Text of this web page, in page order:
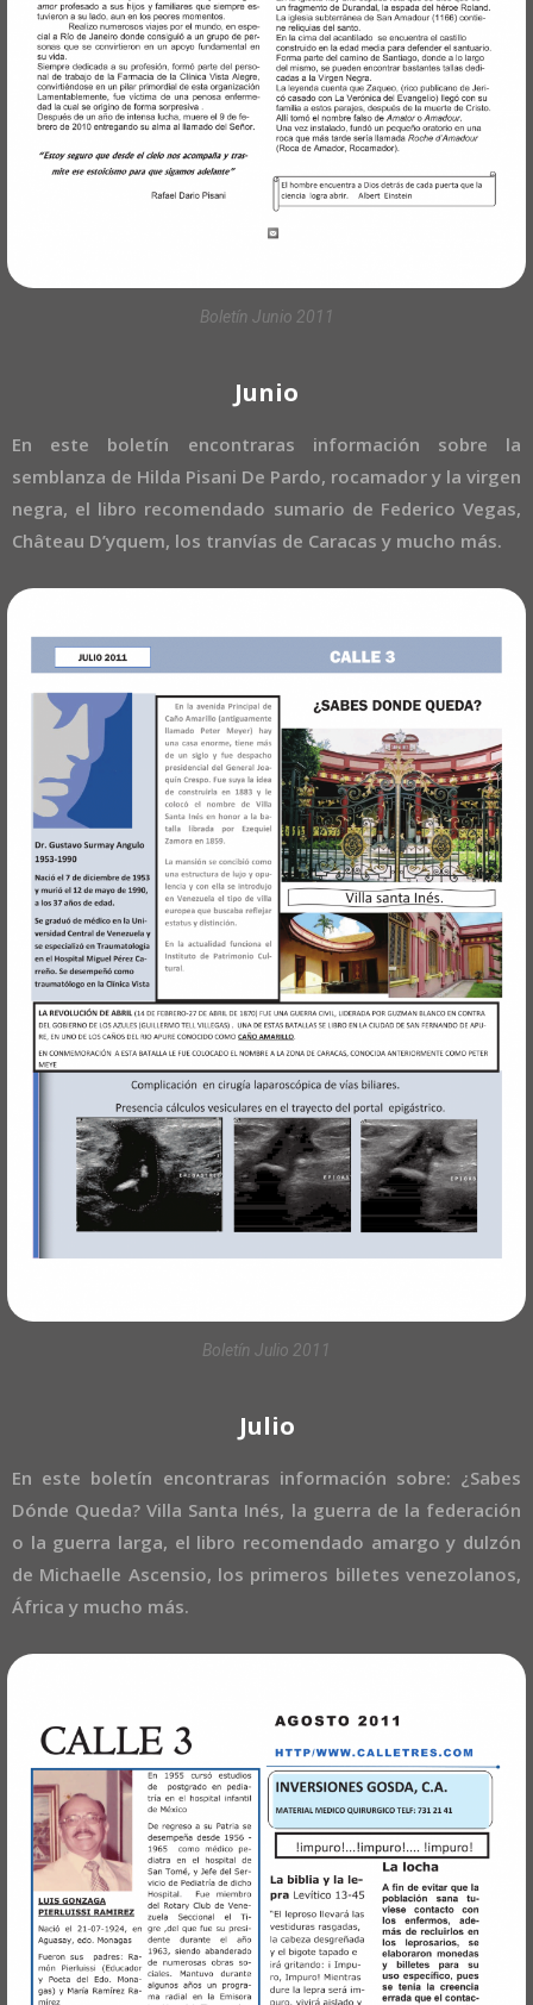
Boletín Junio 2011
Junio
En este boletín encontraras información sobre la
semblanza de Hilda Pisani De Pardo, rocamador y la virgen
negra, el libro recomendado sumario de Federico Vegas,
Château D’yquem, los tranvías de Caracas y mucho más.
Boletín Julio 2011
Julio
En este boletín encontraras información sobre: ¿Sabes
Dónde Queda? Villa Santa Inés, la guerra de la federación
o la guerra larga, el libro recomendado amargo y dulzón
de Michaelle Ascensio, los primeros billetes venezolanos,
África y mucho más.